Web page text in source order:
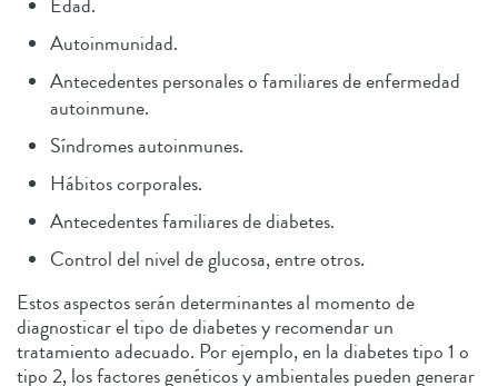
Autoinmunidad.
Antecedentes personales o familiares de enfermedad
autoinmune.
Síndromes autoinmunes.
Hábitos corporales.
Antecedentes familiares de diabetes.
Control del nivel de glucosa, entre otros.
Estos aspectos serán determinantes al momento de
diagnosticar el tipo de diabetes y recomendar un
tratamiento adecuado. Por ejemplo, en la diabetes tipo 1 o
tipo 2, los factores genéticos y ambientales pueden generar